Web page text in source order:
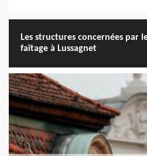
Les structures concernées par
faîtage à Lussagnet